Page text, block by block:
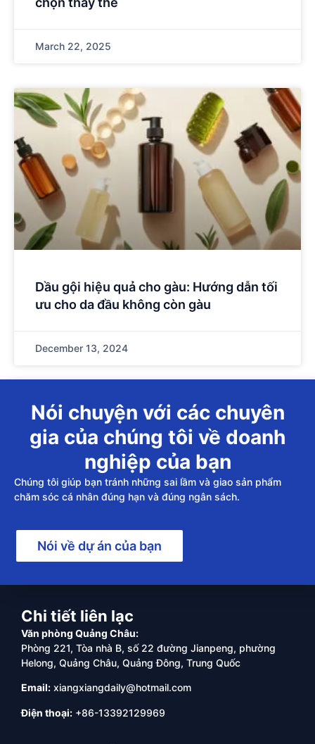
March 22, 2025
Dầu gội hiệu quả cho gàu: Hướng dẫn tối
ưu cho da đầu không còn gàu
December 13, 2024
Nói chuyện với các chuyên
gia của chúng tôi về doanh
nghiệp của bạn
Chúng tôi giúp bạn tránh những sai lầm và giao sản phẩm
chăm sóc cá nhân đúng hạn và đúng ngân sách.
Nói về dự án của bạn
Chi tiết liên lạc
Văn phòng Quảng Châu:
Phòng 221, Tòa nhà B, số 22 đường Jianpeng, phường
Helong, Quảng Châu, Quảng Đông, Trung Quốc
Email: xiangxiangdaily@hotmail.com
Điện thoại: +86-13392129969